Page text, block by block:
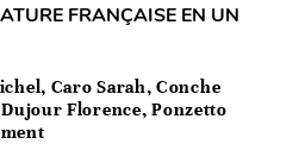
FRANÇAISE EN UN
Caro Sarah, Conche
Florence, Ponzetto